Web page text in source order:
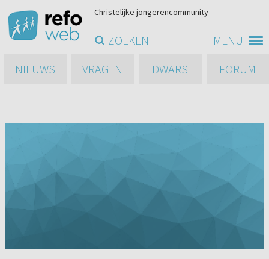
MENU
Christelijke jongerencommunity
ZOEKEN
NIEUWS
VRAGEN DWARS FORUM